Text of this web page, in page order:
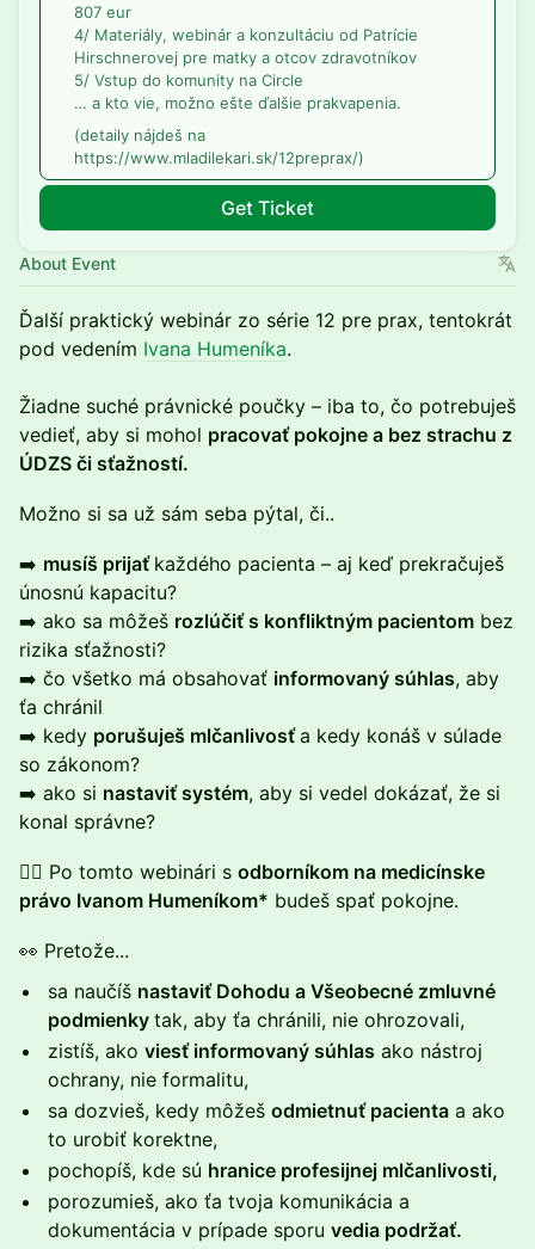
807 eur
4/ Materiály, webinár a konzultáciu od Patrície
Hirschnerovej pre matky a otcov zdravotníkov
5/ Vstup do komunity na Circle
… a kto vie, možno ešte ďalšie prakvapenia.
(detaily nájdeš na
https://www.mladilekari.sk/12preprax/)
Get Ticket
About Event
Ďalší praktický webinár zo série 12 pre prax, tentokrát
pod vedením Ivana Humeníka.
Žiadne suché právnické poučky – iba to, čo potrebuješ
vedieť, aby si mohol pracovať pokojne a bez strachu z
ÚDZS či sťažností.
Možno si sa už sám seba pýtal, či..
➡️ musíš prijať každého pacienta – aj keď prekračuješ
únosnú kapacitu?
➡️ ako sa môžeš rozlúčiť s konfliktným pacientom bez
rizika sťažnosti?
➡️ čo všetko má obsahovať informovaný súhlas, aby
ťa chránil
➡️ kedy porušuješ mlčanlivosťa kedy konáš v súlade
so zákonom?
➡️ ako si nastaviť systém, aby si vedel dokázať, že si
konal správne?
👨‍⚖️ Po tomto webinári s odborníkom na medicínske
právo Ivanom Humeníkom* budeš spať pokojne.
👀 Pretože...
sa naučíš nastaviť Dohodu a Všeobecné zmluvné
podmienky tak, aby ťa chránili, nie ohrozovali,
zistíš, ako viesť informovaný súhlas ako nástroj
ochrany, nie formalitu,
sa dozvieš, kedy môžeš odmietnuť pacienta a ako
to urobiť korektne,
pochopíš, kde sú hranice profesijnej mlčanlivosti,
porozumieš, ako ťa tvoja komunikácia a
dokumentácia v prípade sporu vedia podržať.